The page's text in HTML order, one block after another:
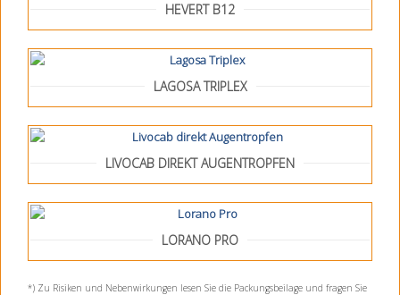
HEVERT B12
LAGOSA TRIPLEX
LIVOCAB DIREKT AUGENTROPFEN
LORANO PRO
*) Zu Risiken und Nebenwirkungen lesen Sie die Packungsbeilage und fragen Sie